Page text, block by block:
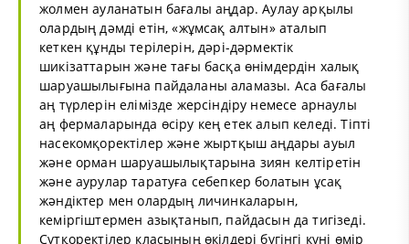
жолмен ауланатын бағалы аңдар. Аулау арқылы
олардың дәмді етін, «жұмсақ алтын» аталып
кеткен құнды терілерін, дәрі-дәрмектік
шикізаттарын және тағы басқа өнімдердін халық
шаруашылығына пайдаланы аламазы. Аса бағалы
аң түрлерін елімізде жерсіндіру немесе арнаулы
аң фермаларында өсіру кең етек алып келеді. Тіпті
насекомқоректілер және жыртқыш аңдары ауыл
және орман шаруашылықтарына зиян келтіретін
және аурулар таратуға себепкер болатын ұсақ
жәндіктер мен олардың личинкаларын,
кеміргіштермен азықтанып, пайдасын да тигізеді.
Сүтқоректілер класының өкілдері бүгінгі күні өмір